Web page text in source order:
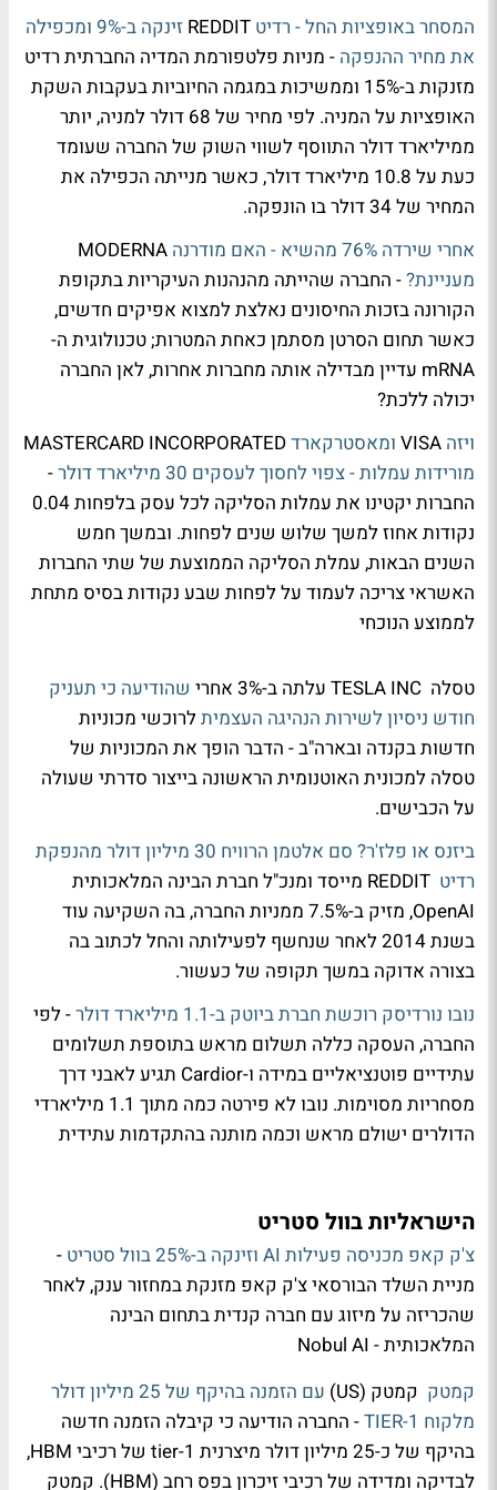
המסחר באופציות החל - רדיט REDDIT
זינקה ב-9% ומכפילה
את מחיר ההנפקה - מניות פלטפורמת המדיה החברתית רדיט
מזנקות ב-15% וממשיכות במגמה החיוביות בעקבות השקת
האופציות על המניה. לפי מחיר של 68 דולר למניה, יותר
ממיליארד דולר התווסף לשווי השוק של החברה שעומד
כעת על 10.8 מיליארד דולר, כאשר מנייתה הכפילה את
המחיר של 34 דולר בו הונפקה.
אחרי שירדה 76% מהשיא - האם מודרנה
MODERNA
מעניינת?- החברה שהייתה מהנהנות העיקריות בתקופת
הקורונה בזכות החיסונים נאלצת למצוא אפיקים חדשים,
כאשר תחום הסרטן מסתמן כאחת המטרות; טכנולוגית ה-
mRNA עדיין מבדילה אותה מחברות אחרות, לאן החברה
יכולה ללכת?
ויזה VISA ומאסטרקארדMASTERCARD INCORPORATED
מורידות עמלות - צפוי לחסוך לעסקים 30 מיליארד דולר
-
החברות יקטינו את עמלות הסליקה לכל עסק בלפחות 0.04
נקודות אחוז למשך שלוש שנים לפחות. ובמשך חמש
השנים הבאות, עמלת הסליקה הממוצעת של שתי החברות
האשראי צריכה לעמוד על לפחות שבע נקודות בסיס מתחת
לממוצע הנוכחי
טסלה TESLA INC עלתה ב-3% אחרי
שהודיעה כי תעניק
חודש ניסיון לשירות הנהיגה העצמיתלרוכשי מכוניות
חדשות בקנדה ובארה"ב - הדבר הופך את המכוניות של
טסלה למכונית האוטנומית הראשונה בייצור סדרתי שעולה
על הכבישים.
ביזנס או פלז'ר? סם אלטמן הרוויח 30 מיליון דולר מהנפקת
רדיט
REDDIT מייסד ומנכ"ל חברת הבינה המלאכותית
OpenAI, מזיק ב-7.5% ממניות החברה, בה השקיעה עוד
בשנת 2014 לאחר שנחשף לפעילותה והחל לכתוב בה
בצורה אדוקה במשך תקופה של כעשור.
נובו נורדיסק רוכשת חברת ביוטק ב-1.1 מיליארד דולר
- לפי
החברה, העסקה כללה תשלום מראש בתוספת תשלומים
עתידיים פוטנציאליים במידה ו-Cardior תגיע לאבני דרך
מסחריות מסוימות. נובו לא פירטה כמה מתוך 1.1 מיליארדי
הדולרים ישולם מראש וכמה מותנה בהתקדמות עתידית
הישראליות בוול סטריט
צ'ק קאפ מכניסה פעילות AI וזינקה ב-25% בוול סטריט
-
מניית השלד הבורסאי צ'ק קאפ מזנקת במחזור ענק, לאחר
שהכריזה על מיזוג עם חברה קנדית בתחום הבינה
המלאכותית - Nobul AI
קמטק קמטק (US)
עם הזמנה בהיקף של 25 מיליון דולר
מלקוח TIER-1
- החברה הודיעה כי קיבלה הזמנה חדשה
בהיקף של כ-25 מיליון דולר מיצרנית tier-1 של רכיבי HBM,
לבדיקה ומדידה של רכיבי זיכרון בפס רחב (HBM). קמטק